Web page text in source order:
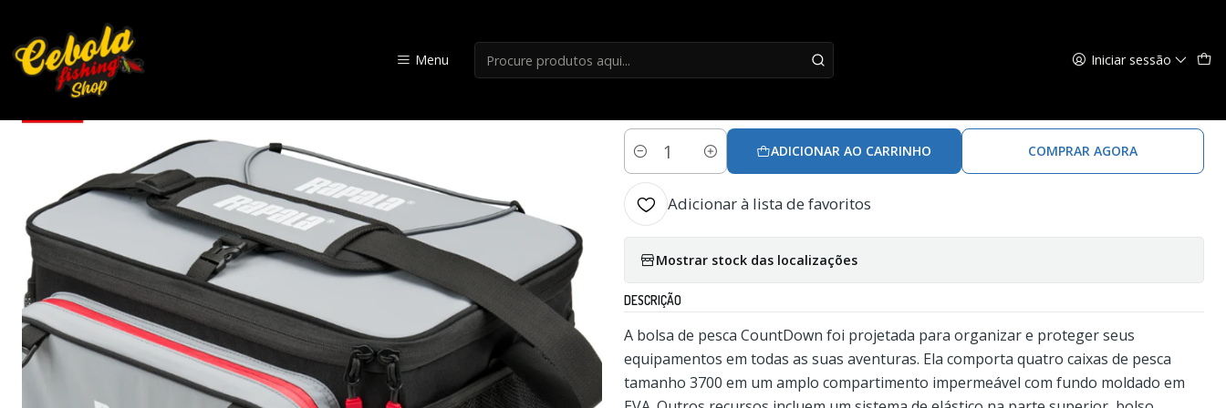
Menu Iniciar sessão
|
Quantidade
ADICIONAR AO CARRINHO COMPRAR AGORA
Adicionar à lista de favoritos
Mostrar stock das localizações
DESCRIÇÃO
A bolsa de pesca CountDown foi projetada para organizar e proteger seus
equipamentos em todas as suas aventuras. Ela comporta quatro caixas de pesca
tamanho 3700 em um amplo compartimento impermeável com fundo moldado em